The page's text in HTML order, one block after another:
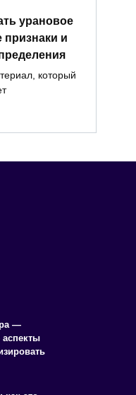
урановое
и
который
—